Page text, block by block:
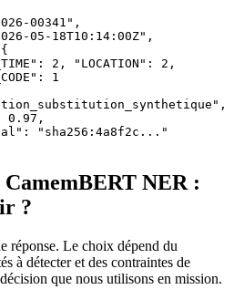
00341",
05-18T10:14:00Z",
2, "LOCATION": 2,
1
0.97,
"sha256:4a8f2c..."
NER :
?
réponse. Le choix dépend du
à détecter et des contraintes de
que nous utilisons en mission.